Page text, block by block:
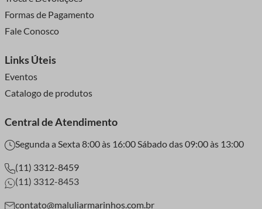
Formas de Pagamento
Fale Conosco
Links Úteis
Eventos
Catalogo de produtos
Central de Atendimento
Segunda a Sexta 8:00 às 16:00 Sábado das 09:00 às 13:00
(11) 3312-8459
(11) 3312-8453
contato@maluliarmarinhos.com.br